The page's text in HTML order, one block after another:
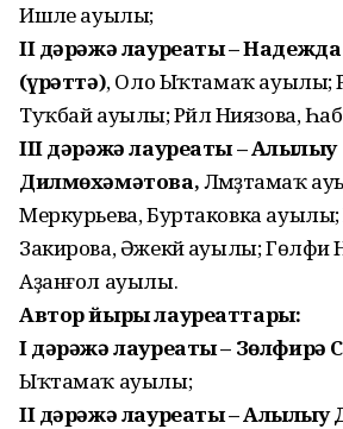
Ишәле ауылы;
II дәрәжә лауреаты –
(һүрәттә), Оло Ыҡтамаҡ ауылы;
Туҡбай ауылы; Рәйлә Ниязова,
III дәрәжә лауреаты – Алһылыу
Дилмөхәмәтова,Ләмәҙтамаҡ
Меркурьева, Буртаковка
Закирова, Әжекәй ауылы; Гөлфиә
Аҙанғол ауылы.
Автор йыры лауреаттары:
I дәрәжә лауреаты – Зөлфирә
Ыҡтамаҡ ауылы;
II дәрәжә лауреаты –